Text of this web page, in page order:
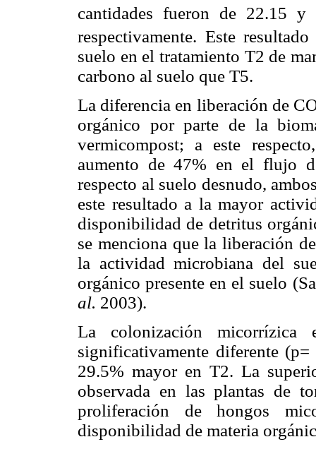
cantidades fueron de 22.15
respectivamente. Este
suelo en el tratamiento T2 de
carbono al suelo que T5.
La diferencia en liberación de
orgánico por parte de la
vermicompost; a este
aumento de 47% en el flujo
respecto al suelo desnudo,
este resultado a la mayor
disponibilidad de detritus
se menciona que la liberación
la actividad microbiana del
orgánico presente en el suelo
al. 2003).
La colonización
significativamente diferente
29.5% mayor en T2. La
observada en las plantas de
proliferación de hongos
disponibilidad de materia